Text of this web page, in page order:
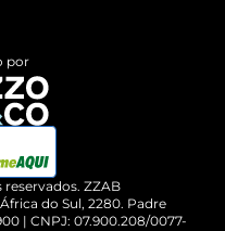
reservados. ZZAB
do Sul, 2280. Padre
| CNPJ: 07.900.208/0077-
por